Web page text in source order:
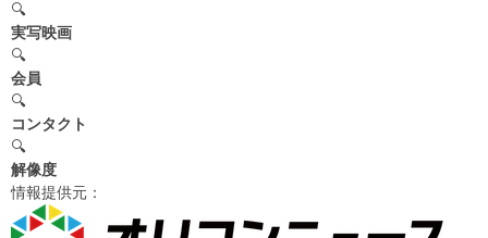
🔍
実写映画
🔍
会員
🔍
コンタクト
🔍
解像度
情報提供元：